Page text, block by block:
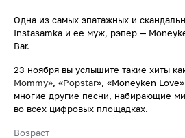
Одна из самых эпатажных и
Instasamka и ее муж, рэпер —
Bar.
23 ноября вы услышите такие хиты
Mommy», «Popstar», «Moneyken
многие другие песни, набирающие
во всех цифровых площадках.
Возраст